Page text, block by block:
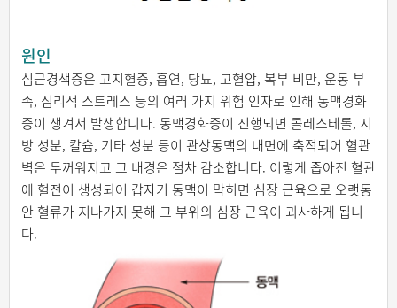
원인
심근경색증은 고지혈증, 흡연, 당뇨, 고혈압, 복부 비만, 운동 부
족, 심리적 스트레스 등의 여러 가지 위험 인자로 인해 동맥경화
증이 생겨서 발생합니다. 동맥경화증이 진행되면 콜레스테롤, 지
방 성분, 칼슘, 기타 성분 등이 관상동맥의 내면에 축적되어 혈관
벽은 두꺼워지고 그 내경은 점차 감소합니다. 이렇게 좁아진 혈관
에 혈전이 생성되어 갑자기 동맥이 막히면 심장 근육으로 오랫동
안 혈류가 지나가지 못해 그 부위의 심장 근육이 괴사하게 됩니
다.